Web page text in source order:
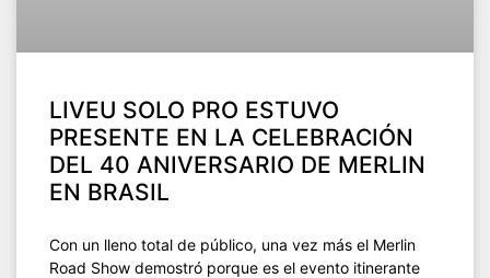
LIVEU SOLO PRO ESTUVO
PRESENTE EN LA CELEBRACIÓN
DEL 40 ANIVERSARIO DE MERLIN
EN BRASIL
Con un lleno total de público, una vez más el Merlin
Road Show demostró porque es el evento itinerante